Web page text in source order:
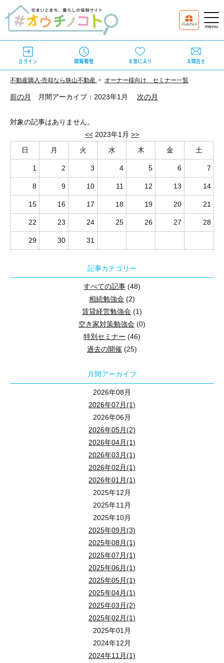
不動産購⼊‧売却なら狭⼭不動産 オーナー様向け セミナー一覧
<< 2023年1月 >>
日
月 火 水 木 金 土
1 2 3 4 5 6 7
8 9 10 11 12 13 14
15 16 17 18 19 20 21
22 23 24 25 26 27 28
29 30 31
記事カテゴリー
すべての記事 (48)
相続勉強会 (2)
賃貸経営勉強会 (1)
空き家対策勉強会 (0)
特別セミナー (46)
過去の開催 (25)
月間アーカイブ
2026年08月
2026年07月(1)
2026年06月
2026年05月(2)
2026年04月(1)
2026年03月(1)
2026年02月(1)
2026年01月(1)
2025年12月
2025年11月
2025年10月
2025年09月(3)
2025年08月(1)
2025年07月(1)
2025年06月(1)
2025年05月(1)
2025年04月(1)
2025年03月(2)
2025年02月(1)
2025年01月
2024年12月
2024年11月(1)
前の月 月間アーカイブ：2023年1月 次の月
対象の記事はありません。